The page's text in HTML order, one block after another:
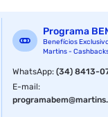
Submersa
380 V
Programa
Benefícios
Martins -
WhatsApp:(34) 8413-
E-mail: